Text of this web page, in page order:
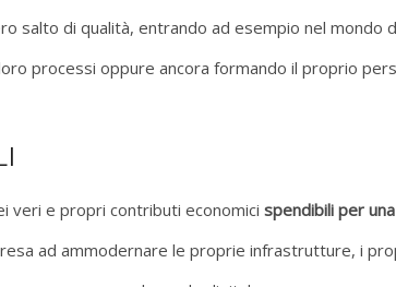
salto di qualità, entrando ad esempio nel mondo
processi oppure ancora formando il proprio
veri e propri contributi economici spendibili per
ad ammodernare le proprie infrastrutture, i